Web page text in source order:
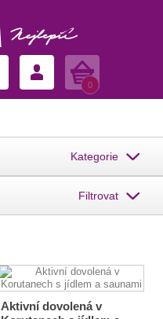
Košík
0
Kategorie
Filtrovat
Aktivní dovolená v